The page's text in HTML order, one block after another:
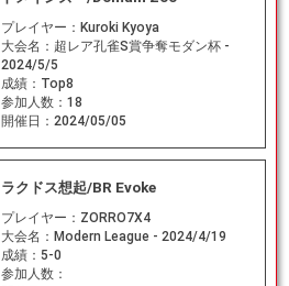
プレイヤー： Kuroki Kyoya
大会名： 超レア孔雀S賞争奪モダン杯 -
2024/5/5
成績： Top8
参加人数： 18
開催日： 2024/05/05
ラクドス想起/BR Evoke
プレイヤー： ZORRO7X4
大会名： Modern League - 2024/4/19
成績： 5-0
参加人数：